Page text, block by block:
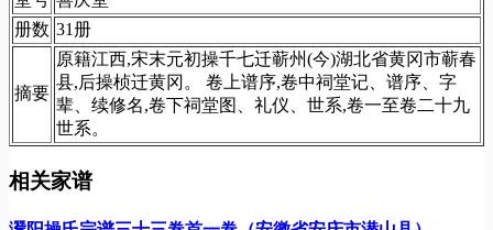
册数 31册
摘要
原籍江西,宋末元初操千七迁蕲州(今)湖北省黄冈市蕲春
县,后操桢迁黄冈。 卷上谱序,卷中祠堂记、谱序、字
辈、续修名,卷下祠堂图、礼仪、世系,卷一至卷二十九
世系。
相关家谱